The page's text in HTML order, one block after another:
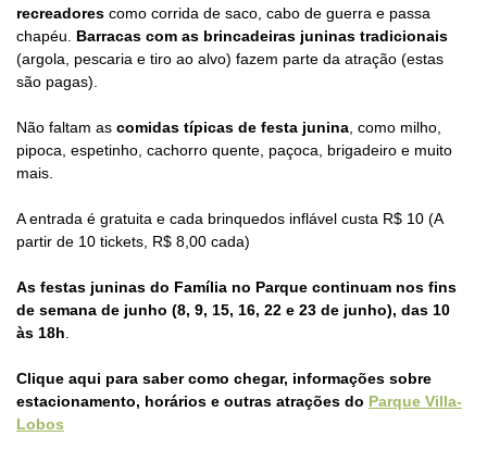
recreadores como corrida de saco, cabo de guerra e passa
chapéu. Barracas com as brincadeiras juninas tradicionais
(argola, pescaria e tiro ao alvo) fazem parte da atração (estas
são pagas).
Não faltam as comidas típicas de festa junina , como milho,
pipoca, espetinho, cachorro quente, paçoca, brigadeiro e muito
mais.
A entrada é gratuita e cada brinquedos inflável custa R$ 10 (A
partir de 10 tickets, R$ 8,00 cada)
As festas juninas do Família no Parque continuam nos fins
de semana de junho (8, 9, 15, 16, 22 e 23 de junho), das 10
às 18h
Clique aqui para saber como chegar, informações sobre
estacionamento, horários e outras atrações do Parque Villa-
Lobos